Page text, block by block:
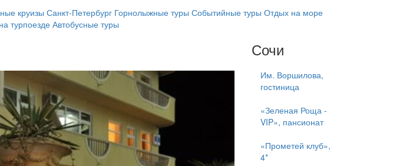
круизы Санкт-Петербург Горнолыжные туры Событийные туры Отдых на море
турпоезде Автобусные туры
Сочи
Им. Воршилова,
гостиница
«Зеленая Роща -
VIP», пансионат
«Прометей клуб»,
4*